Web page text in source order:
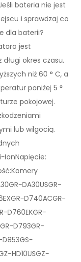
bateria nie jest
i sprawdzaj co
dla baterii?
jest
okres czasu.
niż 60 ° C, a
poniżej 5 °
pokojowej.
lub wilgocią.
IonNapięcie:
DA30USGR-
D740ACGR-
D760EKGR-
D793GR-
D853GS-
HD10USGZ-